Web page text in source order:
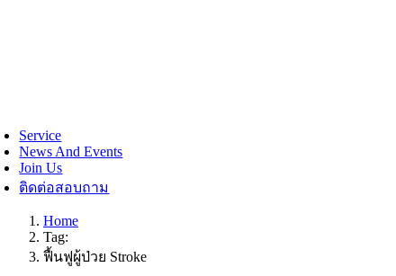
Service
News And Events
Join Us
ติดต่อสอบถาม
Home
Tag:
ฟื้นฟูผู้ป่วย Stroke